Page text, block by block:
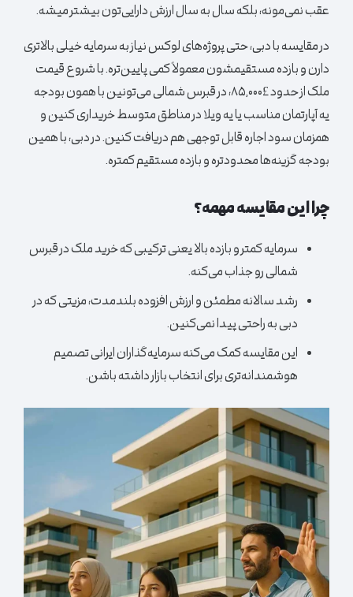
عقب نمی‌مونه، بلکه سال به سال ارزش دارایی‌تون بیشتر میشه.
در مقایسه با دبی، حتی پروژه‌های لوکس نیاز به سرمایه خیلی بالاتری
دارن و بازده مستقیمشون معمولاً کمی پایین‌تره. با شروع قیمت
ملک از حدود £۸۵,۰۰۰، در قبرس شمالی می‌تونین با همون بودجه
یه آپارتمان مناسب یا یه ویلا در مناطق متوسط خریداری کنین و
همزمان سود اجاره قابل توجهی هم دریافت کنین. در دبی، با همین
بودجه گزینه‌ها محدودتره و بازده مستقیم کمتره.
چرا این مقایسه مهمه؟
سرمایه کمتر و بازده بالا یعنی ترکیبی که خرید ملک در قبرس
شمالی رو جذاب می‌کنه.
رشد سالانه مطمئن و ارزش افزوده بلندمدت، مزیتی که در
دبی به راحتی پیدا نمی‌کنین.
این مقایسه کمک می‌کنه سرمایه‌گذاران ایرانی تصمیم
هوشمندانه‌تری برای انتخاب بازار داشته باشن.